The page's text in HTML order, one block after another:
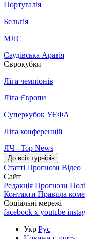
Португалія
Бельгія
МЛС
Саудівська Аравія
Єврокубки
Ліга чемпіонів
Ліга Європи
Суперкубок УЄФА
Ліга конференцій
ЛЧ - Top News
До всіх турнірів
Статті Прогнози Відео
Сайт
Редакція Прогнози
Контакти Правила
Соціальні мережі
facebook x youtube
Укр Рус